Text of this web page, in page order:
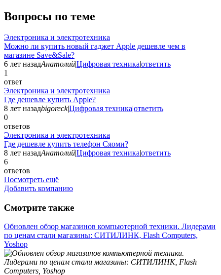
Вопросы по теме
Электроника и электротехника
Можно ли купить новый гаджет Apple дешевле чем в
магазине Save&Sale?
6 лет назадАнатолий|Цифровая техника|ответить
1
ответ
Электроника и электротехника
Где дешевле купить Apple?
8 лет назадbigoreck|Цифровая техника|ответить
0
ответов
Электроника и электротехника
Где дешевле купить телефон Сяоми?
8 лет назадАнатолий|Цифровая техника|ответить
6
ответов
Посмотреть ещё
Добавить компанию
Смотрите также
Обновлен обзор магазинов компьютерной техники. Лидерами
по ценам стали магазины: СИТИЛИНК, Flash Computers,
Yoshop